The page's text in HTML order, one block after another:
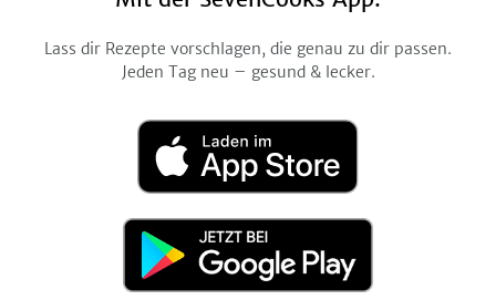
Lass dir Rezepte vorschlagen, die genau zu dir passen.
Jeden Tag neu – gesund & lecker.
Laden
im
App
Jetzt
Google